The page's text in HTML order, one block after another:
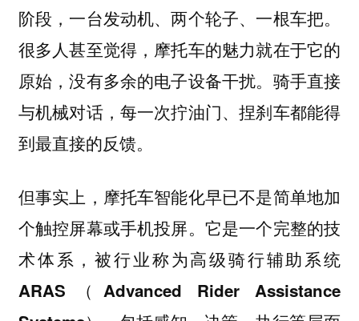
阶段，一台发动机、两个轮子、一根车把。
很多人甚至觉得，摩托车的魅力就在于它的
原始，没有多余的电子设备干扰。骑手直接
与机械对话，每一次拧油门、捏刹车都能得
到最直接的反馈。
但事实上，摩托车智能化早已不是简单地加
个触控屏幕或手机投屏。它是一个完整的技
术体系，被行业称为高级骑行辅助系统
ARAS（Advanced Rider Assistance